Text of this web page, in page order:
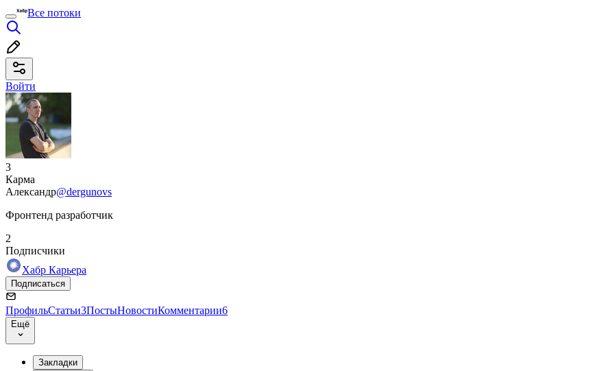
Все потоки
Войти
3
Карма
Александр@dergunovs
Фронтенд разработчик
2
Подписчики
Хабр Карьера
Подписаться
ПрофильСтатьи3ПостыНовостиКомментарии6
Ещё
Закладки